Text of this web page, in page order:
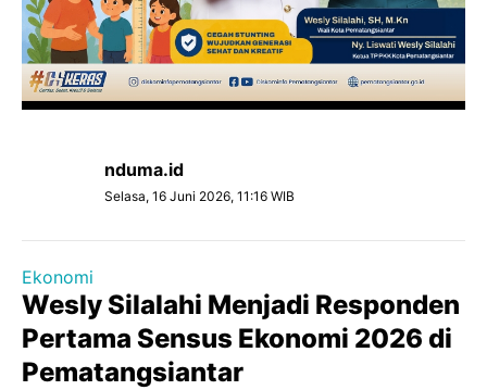
nduma.id
Selasa, 16 Juni 2026, 11:16 WIB
Ekonomi
Wesly Silalahi Menjadi Responden
Pertama Sensus Ekonomi 2026 di
Pematangsiantar